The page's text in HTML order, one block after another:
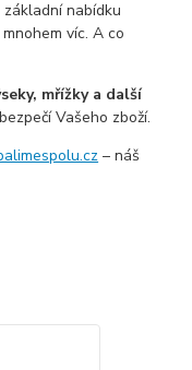
nabídku
víc. A co
mřížky a další
Vašeho zboží.
– náš